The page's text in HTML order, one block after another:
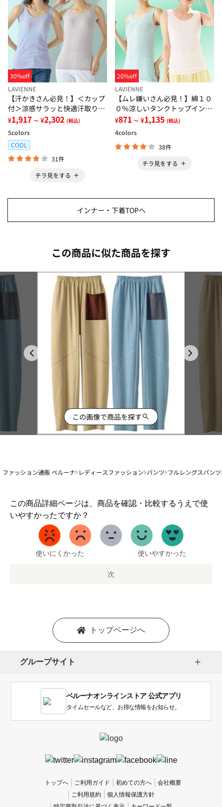
30%off
LAVIENNE
【汗かきさん必見！】＜カップ
付＞涼感サラッと快適汗取りタ
ンクトップインナー＜さらりラ
ボ＞
¥1,917 ～ ¥2,302 (税込)
5colors
COOL
31件
チラ見をする
20%off
LAVIENNE
【ムレ嫌いさん必見！】綿１０
０％涼しいタンクトップインナ
ー＜さらりラボ＞
¥871 ～ ¥1,135 (税込)
4colors
38件
チラ見をする
インナー・下着TOPへ
この商品に似た商品を探す
この画像で商品を探す
ファッション通販 ベルーナ レディースファッション パンツ フルレングスパンツ
この商品詳細ページは、商品を確認・比較するうえで使
いやすかったですか？
1
か
い
使いにくかった 使いやすかった
次
トップページへ
グループサイト
ベルーナオンラインストア 公式アプリ
タイムセールなど、お得な情報をお知らせ。
トップへ ご利用ガイド 初めての方へ
会社概要
ご利用規約
個人情報保護方針